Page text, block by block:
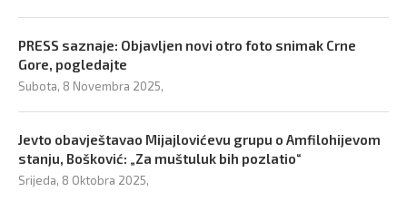
PRESS saznaje: Objavljen novi otro foto snimak Crne
Gore, pogledajte
Subota, 8 Novembra 2025,
Jevto obavještavao Mijajlovićevu grupu o Amfilohijevom
stanju, Bošković: „Za muštuluk bih pozlatio“
Srijeda, 8 Oktobra 2025,